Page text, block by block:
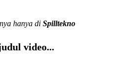
hanya di Spilltekno
video...